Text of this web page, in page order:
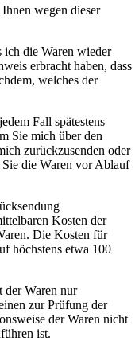
wegen dieser
die Waren wieder
erbracht haben, dass
welches der
Fall spätestens
Sie mich über den
zurückzusenden oder
die Waren vor Ablauf
Kosten der
Die Kosten für
höchstens etwa 100
der Waren nur
zur Prüfung der
der Waren nicht
ist.